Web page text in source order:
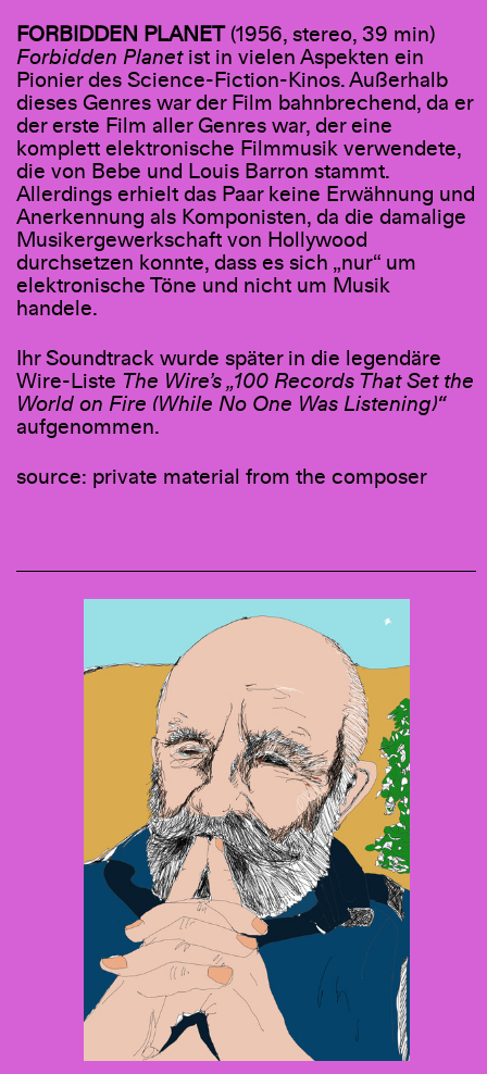
FORBIDDEN PLANET(1956, stereo, 39 min)
Forbidden Planetist in vielen Aspekten ein
Pionier des Science-Fiction-Kinos. Außerhalb
dieses Genres war der Film bahnbrechend, da er
der erste Film aller Genres war, der eine
komplett elektronische Filmmusik verwendete,
die von Bebe und Louis Barron stammt.
Allerdings erhielt das Paar keine Erwähnung und
Anerkennung als Komponisten, da die damalige
Musikergewerkschaft von Hollywood
durchsetzen konnte, dass es sich „nur“ um
elektronische Töne und nicht um Musik
handele.
Ihr Soundtrack wurde später in die legendäre
Wire-Liste The Wire’s „100 Records That Set the
World on Fire (While No One Was Listening)“
aufgenommen.
source: private material from the composer